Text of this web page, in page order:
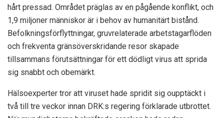
hårt pressad. Området präglas av en pågående konflikt, och
1,9 miljoner människor är i behov av humanitärt bistånd.
Befolkningsförflyttningar, gruvrelaterade arbetstagarflöden
och frekventa gränsöverskridande resor skapade
tillsammans förutsättningar för ett dödligt virus att sprida
sig snabbt och obemärkt.
Hälsoexperter tror att viruset hade spridit sig oupptäckt i
två till tre veckor innan DRK:s regering förklarade utbrottet.